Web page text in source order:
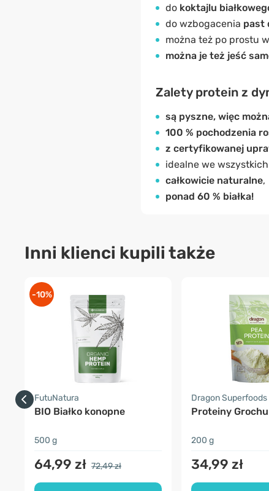
do koktajlu
do wzbogacenia past
można też po prostu
można je też jeść
Zalety protein z
są pyszne, więc
100 % pochodzenia
z certyfikowanej
idealne we
całkowicie naturalne,
ponad 60 % białka!
Inni klienci kupili także
-10%
FutuNatura
BIO Białko konopne
500 g
64,99 zł 72,49 zł
Dragon Superfoods
Proteiny
200 g
34,99 zł